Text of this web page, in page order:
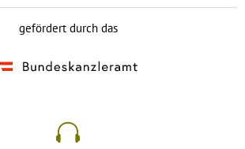
gefördert durch das